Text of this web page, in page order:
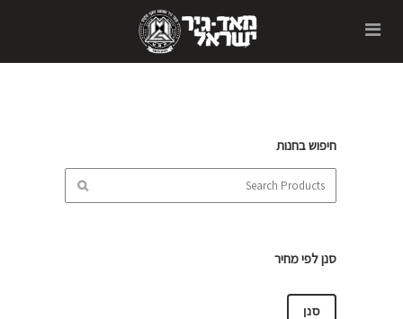
חיפוש בחנות
סנן לפי מחיר
סנן